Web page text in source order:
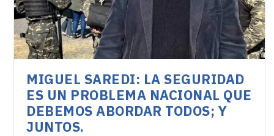
MIGUEL SAREDI: LA SEGURIDAD
ES UN PROBLEMA NACIONAL QUE
DEBEMOS ABORDAR TODOS; Y
JUNTOS.